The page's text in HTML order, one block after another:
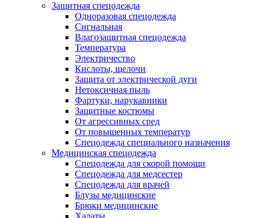
Защитная спецодежда
Одноразовая спецодежда
Сигнальная
Влагозащитная спецодежда
Температура
Электричество
Кислоты, щелочи
Защита от электрической дуги
Нетоксичная пыль
Фартуки, нарукавники
Защитные костюмы
От агрессивных сред
От повышенных температур
Спецодежда специального назначения
Медицинская спецодежда
Спецодежда для скорой помощи
Спецодежда для медсестер
Спецодежда для врачей
Блузы медицинские
Брюки медицинские
Халаты